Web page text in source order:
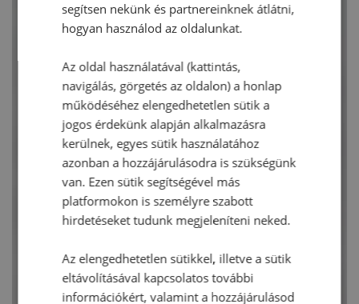
segítsen nekünk és partnereinknek átlátni,
hogyan használod az oldalunkat.
Az oldal használatával (kattintás,
navigálás, görgetés az oldalon) a honlap
működéséhez elengedhetetlen sütik a
jogos érdekünk alapján alkalmazásra
kerülnek, egyes sütik használatához
azonban a hozzájárulásodra is szükségünk
van. Ezen sütik segítségével más
platformokon is személyre szabott
hirdetéseket tudunk megjeleníteni neked.
Az elengedhetetlen sütikkel, illetve a sütik
eltávolításával kapcsolatos további
információkért, valamint a hozzájárulásod